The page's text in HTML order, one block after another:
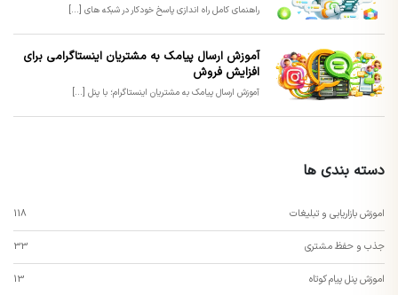
راهنمای کامل راه اندازی پاسخ خودکار در شبکه های [...]
آموزش ارسال پیامک به مشتریان اینستاگرامی برای
افزایش فروش
آموزش ارسال پیامک به مشتریان اینستاگرام؛ با پنل [...]
دسته بندی ها
اموزش بازاریابی و تبلیغات 118
جذب و حفظ مشتری 33
اموزش پنل پیام کوتاه 13